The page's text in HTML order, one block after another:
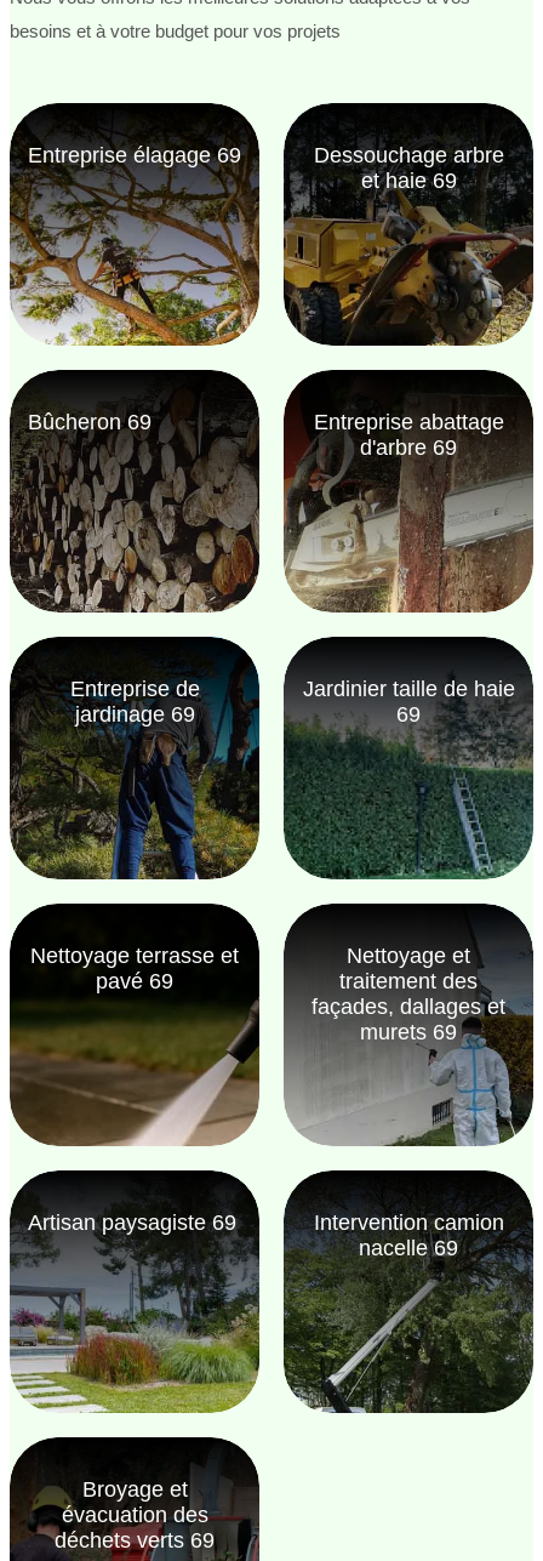
besoins et à votre budget pour vos projets
Entreprise élagage 69
Dessouchage arbre
et haie 69
Bûcheron 69
Entreprise abattage
d'arbre 69
Entreprise de
jardinage 69
Jardinier taille de haie
69
Nettoyage terrasse et
pavé 69
Nettoyage et
traitement des
façades, dallages et
murets 69
Artisan paysagiste 69
Intervention camion
nacelle 69
Broyage et
évacuation des
déchets verts 69